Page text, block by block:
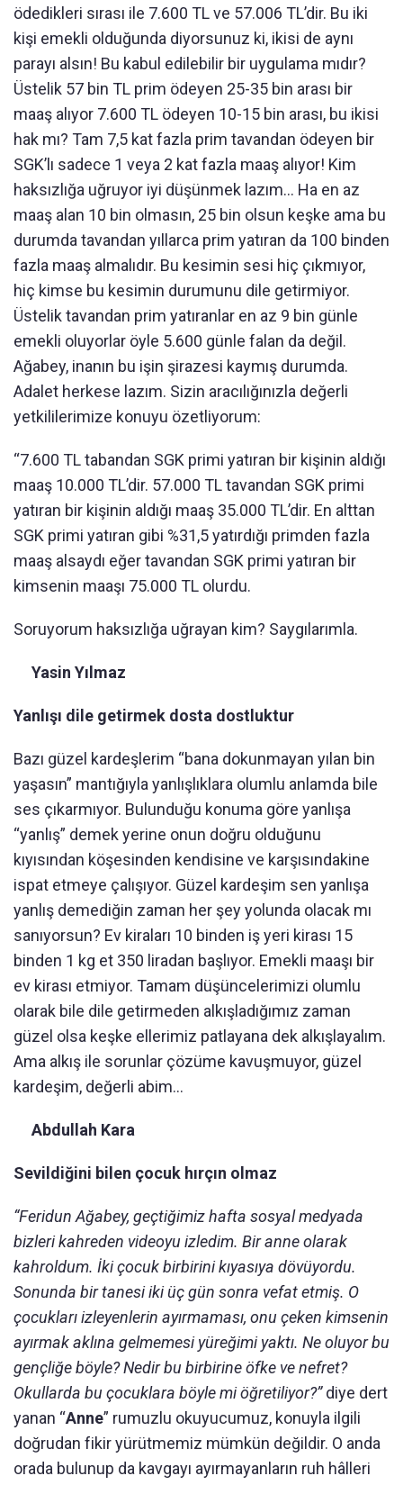
ödedikleri sırası ile 7.600 TL ve 57.006 TL’dir. Bu iki
kişi emekli olduğunda diyorsunuz ki, ikisi de aynı
parayı alsın! Bu kabul edilebilir bir uygulama mıdır?
Üstelik 57 bin TL prim ödeyen 25-35 bin arası bir
maaş alıyor 7.600 TL ödeyen 10-15 bin arası, bu ikisi
hak mı? Tam 7,5 kat fazla prim tavandan ödeyen bir
SGK’lı sadece 1 veya 2 kat fazla maaş alıyor! Kim
haksızlığa uğruyor iyi düşünmek lazım... Ha en az
maaş alan 10 bin olmasın, 25 bin olsun keşke ama bu
durumda tavandan yıllarca prim yatıran da 100 binden
fazla maaş almalıdır. Bu kesimin sesi hiç çıkmıyor,
hiç kimse bu kesimin durumunu dile getirmiyor.
Üstelik tavandan prim yatıranlar en az 9 bin günle
emekli oluyorlar öyle 5.600 günle falan da değil.
Ağabey, inanın bu işin şirazesi kaymış durumda.
Adalet herkese lazım. Sizin aracılığınızla değerli
yetkililerimize konuyu özetliyorum:
“7.600 TL tabandan SGK primi yatıran bir kişinin aldığı
maaş 10.000 TL’dir. 57.000 TL tavandan SGK primi
yatıran bir kişinin aldığı maaş 35.000 TL’dir. En alttan
SGK primi yatıran gibi %31,5 yatırdığı primden fazla
maaş alsaydı eğer tavandan SGK primi yatıran bir
kimsenin maaşı 75.000 TL olurdu.
Soruyorum haksızlığa uğrayan kim? Saygılarımla.
Yasin Yılmaz
Yanlışı dile getirmek dosta dostluktur
Bazı güzel kardeşlerim “bana dokunmayan yılan bin
yaşasın” mantığıyla yanlışlıklara olumlu anlamda bile
ses çıkarmıyor. Bulunduğu konuma göre yanlışa
“yanlış” demek yerine onun doğru olduğunu
kıyısından köşesinden kendisine ve karşısındakine
ispat etmeye çalışıyor. Güzel kardeşim sen yanlışa
yanlış demediğin zaman her şey yolunda olacak mı
sanıyorsun? Ev kiraları 10 binden iş yeri kirası 15
binden 1 kg et 350 liradan başlıyor. Emekli maaşı bir
ev kirası etmiyor. Tamam düşüncelerimizi olumlu
olarak bile dile getirmeden alkışladığımız zaman
güzel olsa keşke ellerimiz patlayana dek alkışlayalım.
Ama alkış ile sorunlar çözüme kavuşmuyor, güzel
kardeşim, değerli abim...
Abdullah Kara
Sevildiğini bilen çocuk hırçın olmaz
“Feridun Ağabey, geçtiğimiz hafta sosyal medyada
bizleri kahreden videoyu izledim. Bir anne olarak
kahroldum. İki çocuk birbirini kıyasıya dövüyordu.
Sonunda bir tanesi iki üç gün sonra vefat etmiş. O
çocukları izleyenlerin ayırmaması, onu çeken kimsenin
ayırmak aklına gelmemesi yüreğimi yaktı. Ne oluyor bu
gençliğe böyle? Nedir bu birbirine öfke ve nefret?
Okullarda bu çocuklara böyle mi öğretiliyor?”diye dert
yanan “Anne” rumuzlu okuyucumuz, konuyla ilgili
doğrudan fikir yürütmemiz mümkün değildir. O anda
orada bulunup da kavgayı ayırmayanların ruh hâlleri